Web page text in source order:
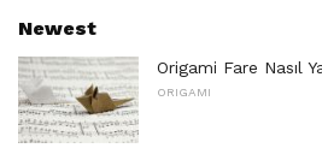
Newest
Origami Fare Nasıl
ORIGAMI